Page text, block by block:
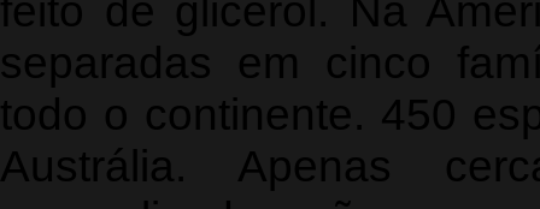
feito de glicerol. Na
separadas em cinco
todo o continente. 450
Austrália. Apenas